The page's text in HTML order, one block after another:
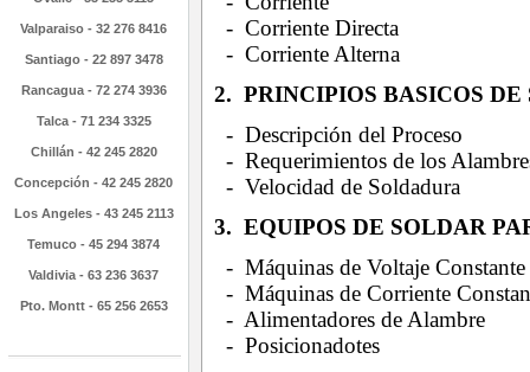
Valparaiso - 32 276 8416
Santiago - 22 897 3478
Rancagua - 72 274 3936
Talca - 71 234 3325
Chillán - 42 245 2820
Concepción - 42 245 2820
Los Angeles - 43 245 2113
Temuco - 45 294 3874
Valdivia - 63 236 3637
Pto. Montt - 65 256 2653
- Corriente Directa
- Corriente Alterna
2. PRINCIPIOS BASICOS DE
- Descripción del Proceso
- Requerimientos de los
- Velocidad de Soldadura
3. EQUIPOS DE SOLDAR
- Máquinas de Voltaje Constante
- Máquinas de Corriente
- Alimentadores de Alambre
- Posicionadotes